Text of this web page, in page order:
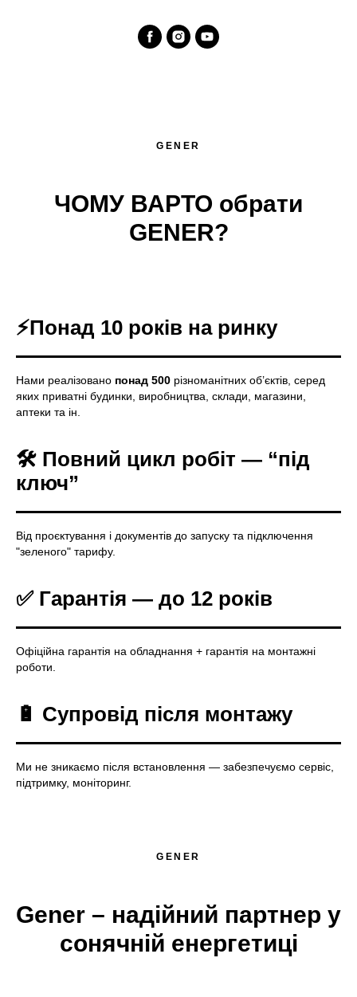
GENER
ЧОМУ ВАРТО обрати
GENER?
⚡Понад 10 років на ринку
Нами реалізовано понад 500 різноманітних об’єктів, серед
яких приватні будинки, виробництва, склади, магазини,
аптеки та ін.
🛠️ Повний цикл робіт — “під
ключ”
Від проєктування і документів до запуску та підключення
"зеленого" тарифу.
✅ Гарантія — до 12 років
Офіційна гарантія на обладнання + гарантія на монтажні
роботи.
🔋 Супровід після монтажу
Ми не зникаємо після встановлення — забезпечуємо сервіс,
підтримку, моніторинг.
GENER
Gener – надійний партнер у
сонячній енергетиці